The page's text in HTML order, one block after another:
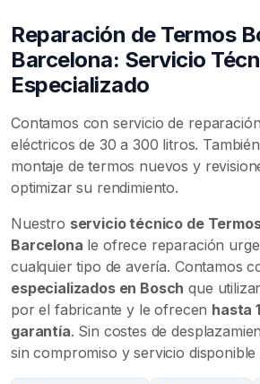
Reparación de Termos
Barcelona: Servicio
Especializado
Contamos con servicio de
eléctricos de 30 a 300 litros.
montaje de termos nuevos y
optimizar su rendimiento.
Nuestro servicio técnico de
Barcelona le ofrece reparación
cualquier tipo de avería. Contamos
especializados en Bosch que
por el fabricante y le ofrecen hasta
garantía. Sin costes de
sin compromiso y servicio disponible